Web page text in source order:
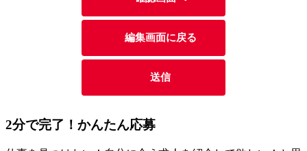
2分で完了！かんたん応募